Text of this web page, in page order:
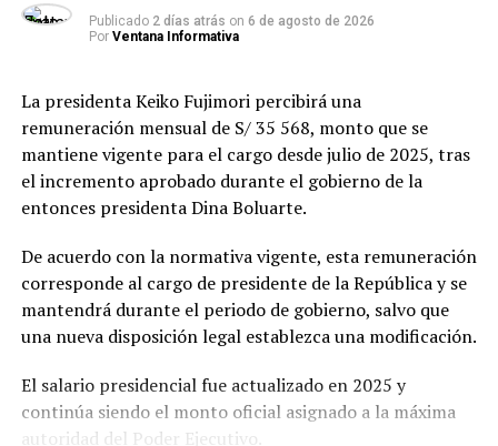
Publicado 2 días atrás on 6 de agosto de 2026
Por Ventana Informativa
La presidenta Keiko Fujimori percibirá una
remuneración mensual de S/ 35 568, monto que se
mantiene vigente para el cargo desde julio de 2025, tras
el incremento aprobado durante el gobierno de la
entonces presidenta Dina Boluarte.
De acuerdo con la normativa vigente, esta remuneración
corresponde al cargo de presidente de la República y se
mantendrá durante el periodo de gobierno, salvo que
una nueva disposición legal establezca una modificación.
El salario presidencial fue actualizado en 2025 y
continúa siendo el monto oficial asignado a la máxima
autoridad del Poder Ejecutivo.